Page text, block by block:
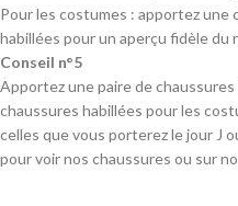
Pour les costumes : apportez une
habillées pour un aperçu fidèle du
Conseil n°5
Apportez une paire de
chaussures habillées pour les
celles que vous porterez le jour J
pour voir nos chaussures ou sur